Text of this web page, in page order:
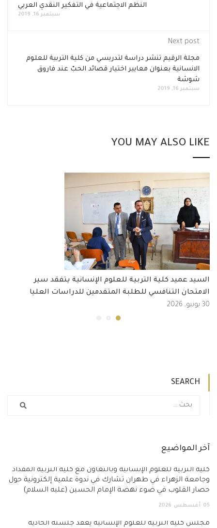
النظم الاجتماعية في التفكير النقدي العربي
سبتمبر 16, 2019
Next post
مجلة الرقيم تنشر دراسة لتدريسي من كلية التربية للعلوم
الانسانية بعنوان معايير اختيار قصائد الحبّ عند فاروق
شوشة
سبتمبر 16, 2019
YOU MAY ALSO LIKE
السيد عميد كلية التربية للعلوم الإنسانية يتفقد سير
الامتحان التنافسي للطلبة المتقدمين للدراسات العليا
30 يونيو, 2026
SEARCH
آخر المواضيع
كلية التربية للعلوم الإنسانية وبالتعاون مع كلية التربية المقداد
وجامعة الزهراء في طهران تشارك في ندوة علمية إلكترونية حول
حصار القلوب في ضوء نهضة الإمام الحسين (عليه السلام)
05 أغسطس 2026
مجلس كلية التربية للعلوم الإنسانية يعقد جلسته الحادية